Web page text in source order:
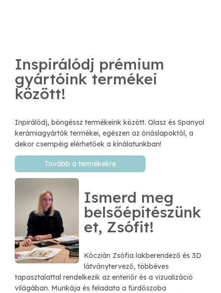
Inspirálódj prémium
gyártóink termékei
között!
Inpirálódj, böngéssz termékeink között. Olasz és Spanyol
kerámiagyártók termékei, egészen az óriáslapoktól, a
dekor csempéig elérhetőek a kínálatunkban!
Tovább a termékekre
Ismerd meg
belsőépítészünk
et, Zsófit!
Kóczián Zsófia lakberendező és 3D
látványtervező, többéves
tapasztalattal rendelkezik az enteriőr és a vizualizáció
világában. Munkája és feladata a fürdőszoba